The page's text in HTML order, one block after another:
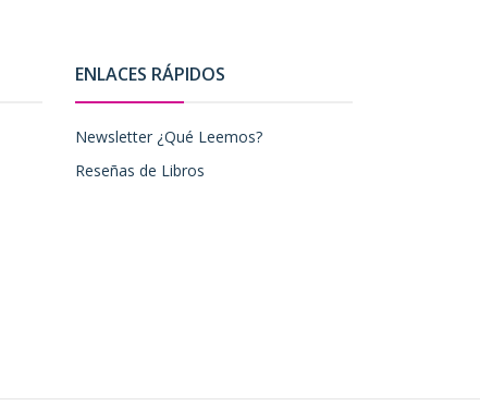
ENLACES RÁPIDOS
Newsletter ¿Qué Leemos?
Reseñas de Libros